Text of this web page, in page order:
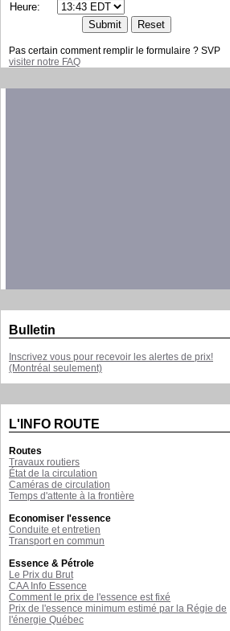
Heure:
Pas certain comment remplir le formulaire ? SVP
visiter notre FAQ
Bulletin
Inscrivez vous pour recevoir les alertes de prix!
(Montréal seulement)
L'INFO ROUTE
Routes
Travaux routiers
État de la circulation
Caméras de circulation
Temps d'attente à la frontière
Economiser l'essence
Conduite et entretien
Transport en commun
Essence & Pétrole
Le Prix du Brut
CAA Info Essence
Comment le prix de l'essence est fixé
Prix de l'essence minimum estimé par la Régie de
l'énergie Québec